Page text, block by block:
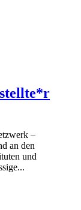
–
an den
und